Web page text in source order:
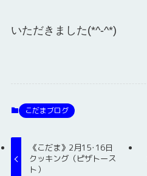
いただきました(*^-^*)
こだまブログ
《こだま》2月15･16日
クッキング（ピザトース
ト）